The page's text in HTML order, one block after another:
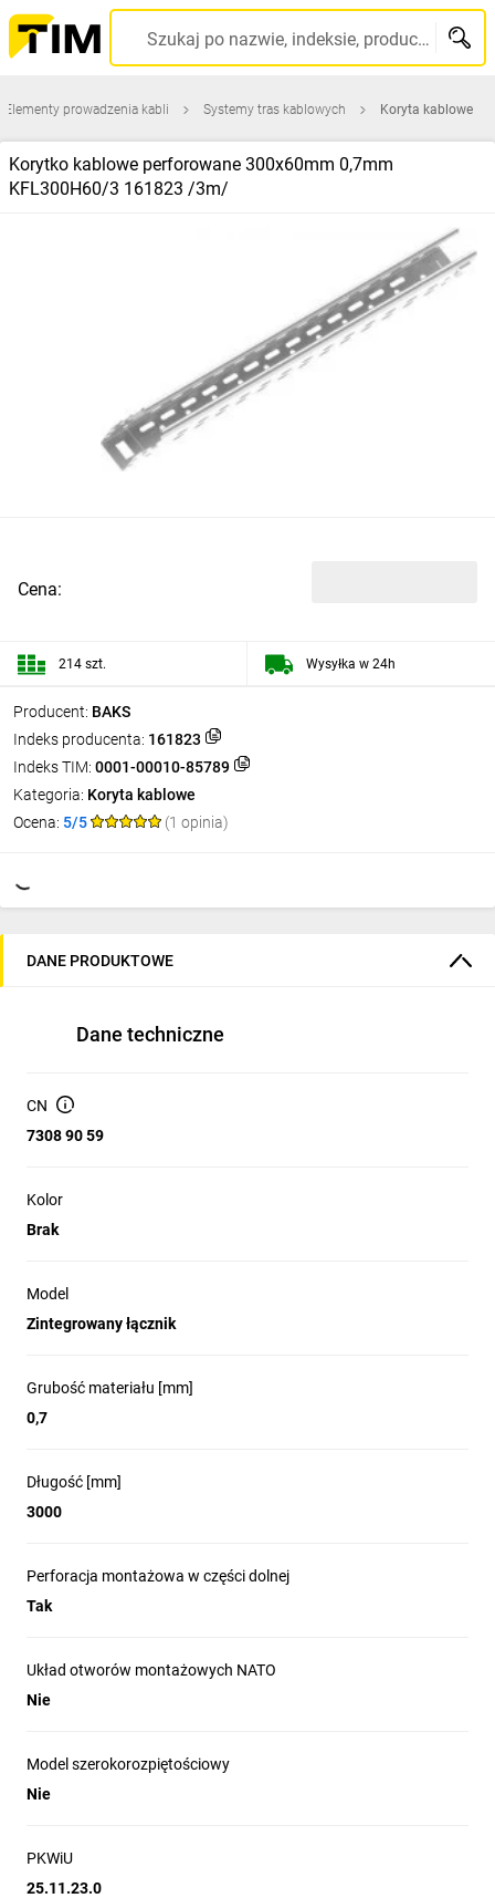
Szukaj po nazwie, indeksie, producencie, kodzie kreskowym...
Elementy prowadzenia kabli Systemy tras kablowych Koryta kablowe
Korytko kablowe perforowane 300x60mm 0,7mm
KFL300H60/3 161823 /3m/
Producent: BAKS
Indeks producenta: 161823
Indeks TIM: 0001-00010-85789
Kategoria: Koryta kablowe
Ocena: 5/5 (1 opinia)
Cena:
214 szt. Wysyłka w 24h
DANE PRODUKTOWE
Dane techniczne
CN
7308 90 59
Kolor
Brak
Model
Zintegrowany łącznik
Grubość materiału [mm]
0,7
Długość [mm]
3000
Perforacja montażowa w części dolnej
Tak
Układ otworów montażowych NATO
Nie
Model szerokorozpiętościowy
Nie
PKWiU
25.11.23.0